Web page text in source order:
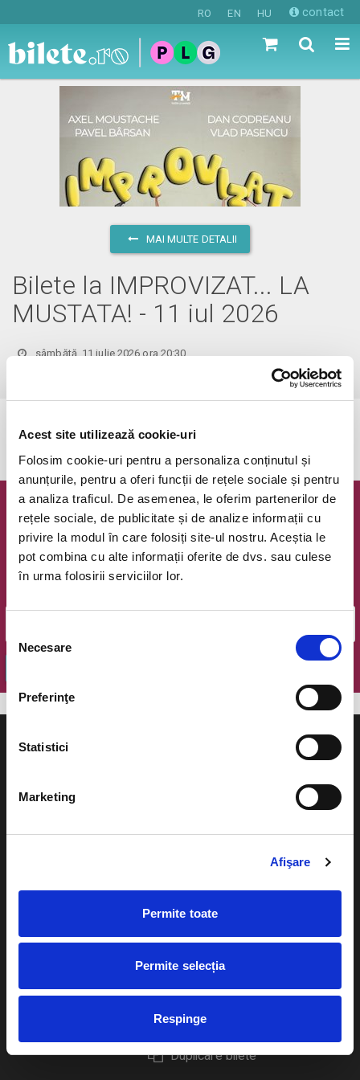
Acest site utilizează cookie-uri
Folosim cookie-uri pentru a personaliza conținutul și
anunțurile, pentru a oferi funcții de rețele sociale și pentru
a analiza traficul. De asemenea, le oferim partenerilor de
rețele sociale, de publicitate și de analize informații cu
privire la modul în care folosiți site-ul nostru. Aceștia le
pot combina cu alte informații oferite de dvs. sau culese
în urma folosirii serviciilor lor.
consimțământului
Necesare
Preferinţe
Statistici
Marketing
Afişare
Permite toate
Permite selecția
Respinge
RO EN HU contact
MAI MULTE DETALII
Bilete la IMPROVIZAT... LA
MUSTATA! - 11 iul 2026
sâmbătă, 11 iulie 2026 ora 20:30
Evenimentul a expirat.
Newsletter @ Bilete.ro
Oferte exclusive si o editie saptamanala cu cele mai noi
evenimente.
Cum comand bilete?
Plata online sau cash
eBilet printat acasa
Livrare prin curier
Returnare bilete
Duplicare bilete
Evenimente
festivaluri
Pentru copii